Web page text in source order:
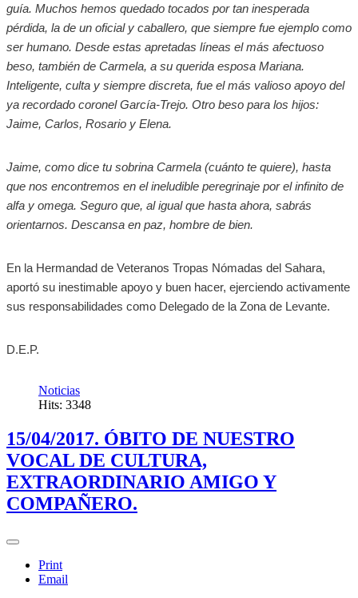
guía. Muchos hemos quedado tocados por tan inesperada
pérdida, la de un oficial y caballero, que siempre fue ejemplo como
ser humano. Desde estas apretadas líneas el más afectuoso
beso, también de Carmela, a su querida esposa Mariana.
Inteligente, culta y siempre discreta, fue el más valioso apoyo del
ya recordado coronel García-Trejo. Otro beso para los hijos:
Jaime, Carlos, Rosario y Elena.
Jaime, como dice tu sobrina Carmela (cuánto te quiere), hasta
que nos encontremos en el ineludible peregrinaje por el infinito de
alfa y omega. Seguro que, al igual que hasta ahora, sabrás
orientarnos. Descansa en paz, hombre de bien.
En la Hermandad de Veteranos Tropas Nómadas del Sahara,
aportó su inestimable apoyo y buen hacer, ejerciendo activamente
sus responsabilidades como Delegado de la Zona de Levante.
D.E.P.
Noticias
Hits: 3348
15/04/2017. ÓBITO DE NUESTRO
VOCAL DE CULTURA,
EXTRAORDINARIO AMIGO Y
COMPAÑERO.
Print
Email